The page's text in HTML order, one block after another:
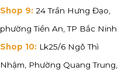
Shop 9: 24 Trần Hưng Đạo,
phường Tiền An, TP Bắc Ninh
Shop 10: Lk25/6 Ngô Thì
Nhậm, Phường Quang Trung,